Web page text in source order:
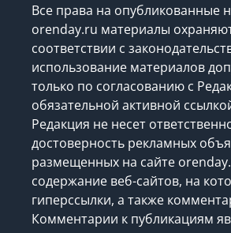
Все права на опубликованные
orenday.ru материалы
соответствии с
использование материалов
только по согласованию с
обязательной активной
Редакция не несет
достоверность рекламных
размещенных на сайте
содержание веб-сайтов, на
гиперссылки, а также
Комментарии к публикациям